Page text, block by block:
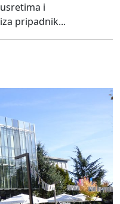
i
pripadnik...